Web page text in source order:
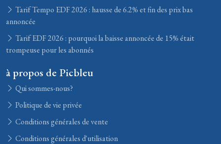
Tarif Tempo EDF 2026 : hausse de 6.2% et fin des prix bas
annoncée
Tarif EDF 2026 : pourquoi la baisse annoncée de 15% était
trompeuse pour les abonnés
à propos de Picbleu
Qui sommes-nous?
Politique de vie privée
Conditions générales de vente
Conditions générales d'utilisation